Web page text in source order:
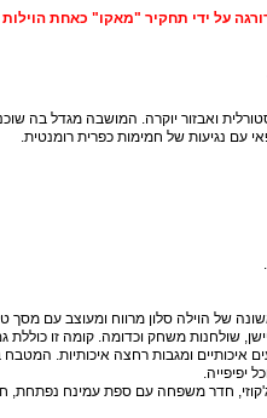
על ידי תחקיר "מאקו" כאחת הוילות
ואבזור יוקרה. המושבה מגדל בה
עם נגיעות של חמימות כפרית רומנטית.
איכותיים ומגבות רחצה איכותיות.
שינה עם אמבט ג'קוזי, חדר משפחה עם ספת עמינח